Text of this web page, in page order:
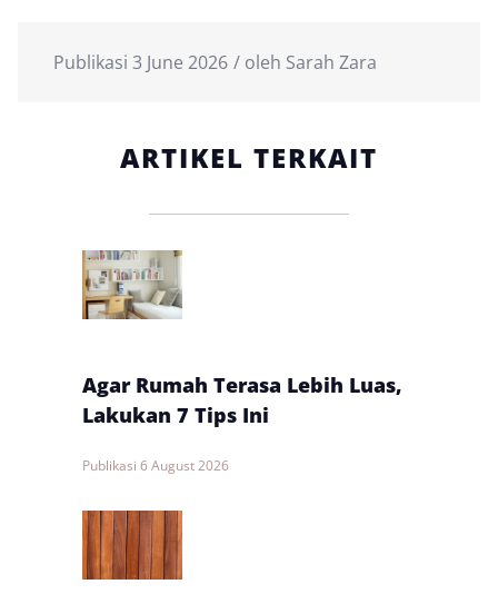
Publikasi 3 June 2026 oleh Sarah Zara
ARTIKEL TERKAIT
Agar Rumah Terasa Lebih Luas,
Lakukan 7 Tips Ini
Publikasi 6 August 2026